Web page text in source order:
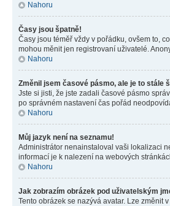
Nahoru
Časy jsou špatně!
Časy jsou téměř vždy v pořádku, ovšem to,
mohou měnit jen registrovaní uživatelé.
Nahoru
Změnil jsem časové pásmo, ale je to stále
Jste si jisti, že jste zadali časové pásmo
po správném nastavení čas pořád
Nahoru
Můj jazyk není na seznamu!
Administrátor nenainstaloval vaši lokalizaci
informací je k nalezení na webových
Nahoru
Jak zobrazím obrázek pod uživatelským
Tento obrázek se nazývá avatar. Lze změnit